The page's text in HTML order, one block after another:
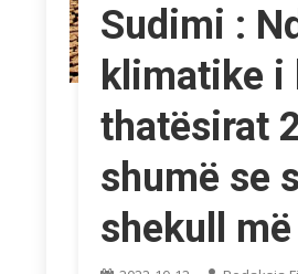
Sudimi :
klimatike i
thatësirat
shumë se
shekull